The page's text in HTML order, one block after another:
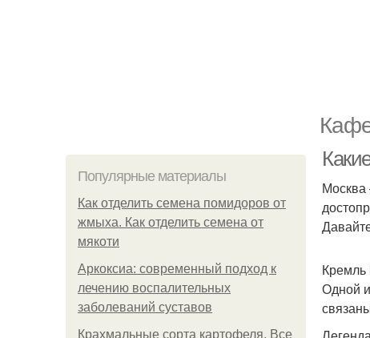
Популярные материалы
Как отделить семена помидоров от
жмыха. Как отделить семена от
мякоти
Аркоксиа: современный подход к
лечению воспалительных
заболеваний суставов
Крахмальные сорта картофеля. Все
Москва
Кремль
Одной